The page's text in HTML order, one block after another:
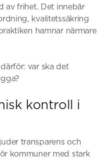
av frihet. Det innebär
kvalitetssäkring
hamnar närmare
var ska det
kontroll i
transparens och
kommuner med stark